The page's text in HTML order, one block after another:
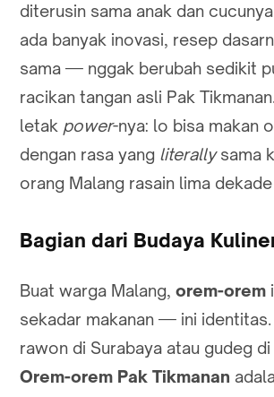
diterusin sama anak dan
ada banyak inovasi, resep
sama — nggak berubah sedikit
racikan tangan asli Pak
letak power-nya: lo bisa makan
dengan rasa yang literallysama
orang Malang rasain lima
Bagian dari Budaya
Buat warga Malang, orem-orem
sekadar makanan — ini identitas.
rawon di Surabaya atau gudeg di
Orem-orem Pak Tikmanan